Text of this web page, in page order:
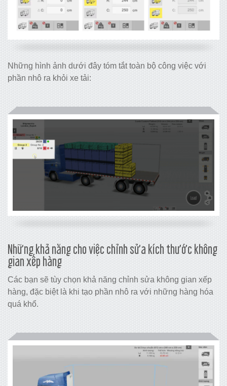
Những hình ảnh dưới đây tóm tắt toàn bộ công việc với
phần nhô ra khỏi xe tải:
Những khả năng cho việc chỉnh sửa kích thước không
gian xếp hàng
Các bạn sẽ tùy chọn khả năng chỉnh sửa không gian xếp
hàng, đặc biệt là khi tạo phần nhô ra với những hàng hóa
quá khổ.